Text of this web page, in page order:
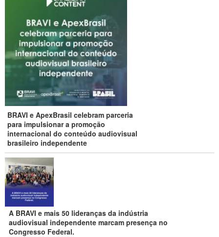
BRAVI e ApexBrasil celebram parceria
para impulsionar a promoção
internacional do conteúdo audiovisual
brasileiro independente
A BRAVI e mais 50 lideranças da indústria
audiovisual independente marcam presença no
Congresso Federal.